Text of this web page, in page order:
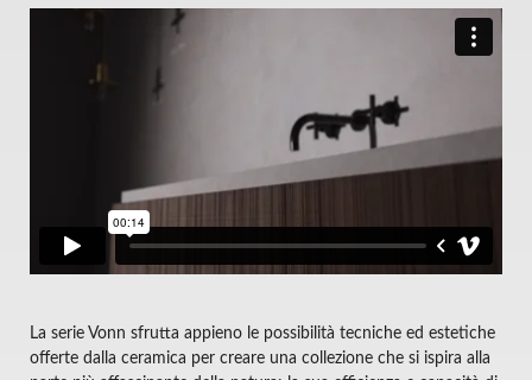
La serie Vonn sfrutta appieno le possibilità tecniche ed estetiche
offerte dalla ceramica per creare una collezione che si ispira alla